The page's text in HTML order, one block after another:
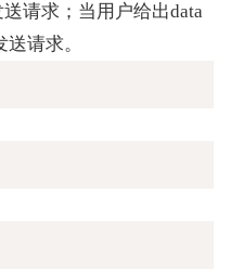
请求；当用户给出data
请求。